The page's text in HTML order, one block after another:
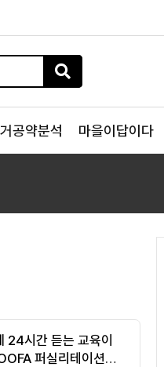
공약분석 마을이답이다
24시간 듣는 교육이
퍼실리테이션